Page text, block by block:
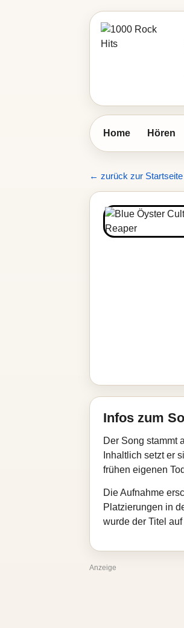
Home Hören
← zurück zur Startseite
Infos zum
Der Song stammt
Inhaltlich setzt er
frühen eigenen
Die Aufnahme
Platzierungen in
wurde der Titel
Anzeige